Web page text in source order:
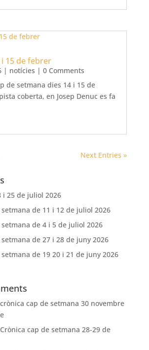
15 de febrer
| notícies | 0 Comments
de setmana dies 14 i 15 de
coberta, en Josep Denuc es fa
Next Entries »
i 25 de juliol 2026
de 11 i 12 de juliol 2026
de 4 i 5 de juliol 2026
de 27 i 28 de juny 2026
de 19 20 i 21 de juny 2026
crònica cap de setmana 30 novembre
Crònica cap de setmana 28-29 de